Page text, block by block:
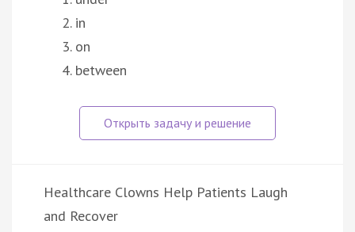
in
on
between
Healthcare Clowns Help Patients Laugh
and Recover